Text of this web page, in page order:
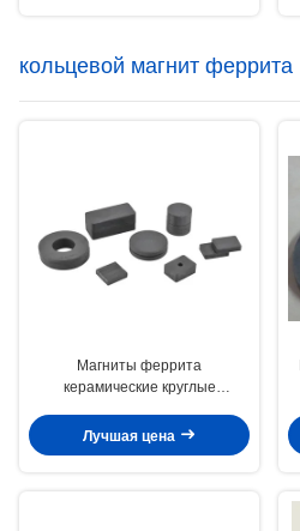
кольцевой магнит феррита
Магниты феррита
керамические круглые
мотора/датчика
Лучшая цена